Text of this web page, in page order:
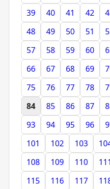
39
40 41 42
48
49 50 51
57
58 59 60
66
67 68 69
75
76 77 78
84
85 86 87
93
94 95 96
101
102 103
108
109 110 111
115
116 117